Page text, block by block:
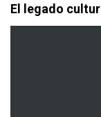
El legado